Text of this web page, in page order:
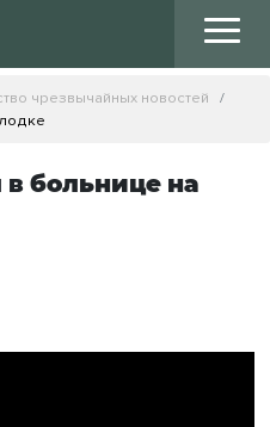
чрезвычайных новостей
больнице на